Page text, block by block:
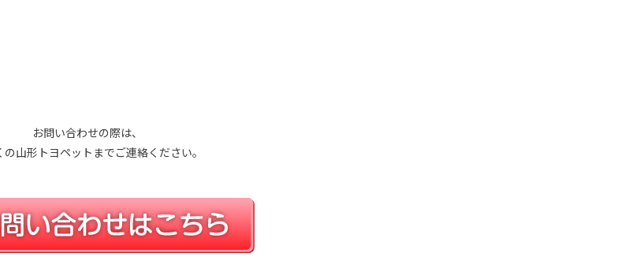
お問い合わせの際は、
の山形トヨペットまでご連絡ください。